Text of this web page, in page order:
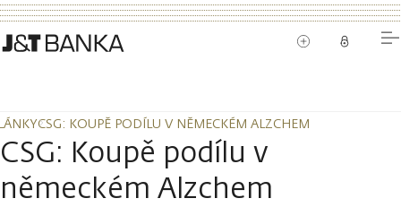
CSG: KOUPĚ PODÍLU V NĚMECKÉM ALZCHEM
CSG: KOUPĚ PODÍLU V NĚMECKÉM ALZCHEM
CSG: Koupě podílu v
německém Alzchem